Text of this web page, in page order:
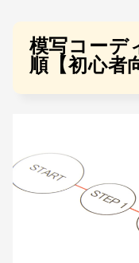
模写コーデ
順【初心者